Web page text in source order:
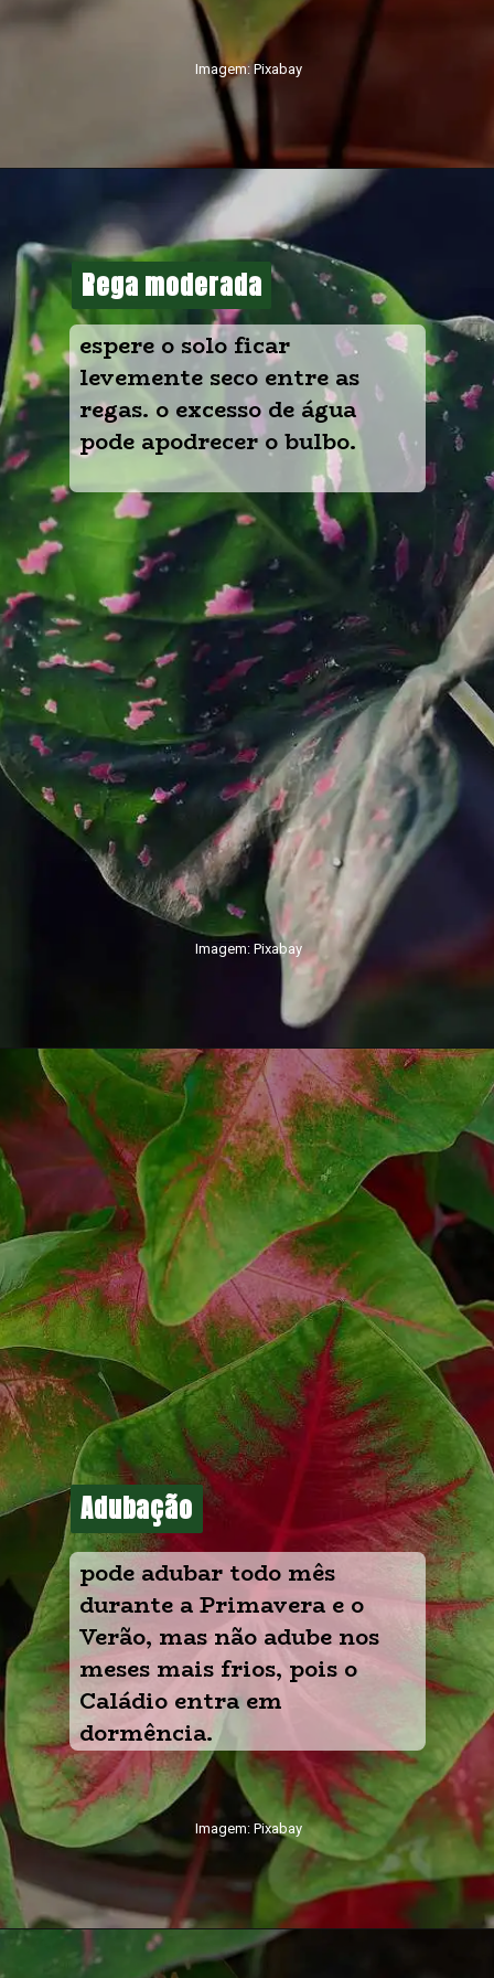
Imagem: Pixabay
Rega moderada
Rega moderada
espere o solo ficar
levemente seco entre as
regas. o excesso de água
pode apodrecer o bulbo.
Imagem: Pixabay
Adubação
Adubação
pode adubar todo mês
durante a Primavera e o
Verão, mas não adube nos
meses mais frios, pois o
Caládio entra em
dormência.
Imagem: Pixabay